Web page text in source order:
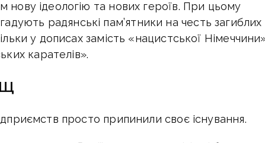
нову ідеологію та нових героїв. При цьому
радянські пам’ятники на честь загиблих
у дописах замість «нацистської
карателів».
просто припинили своє існування.